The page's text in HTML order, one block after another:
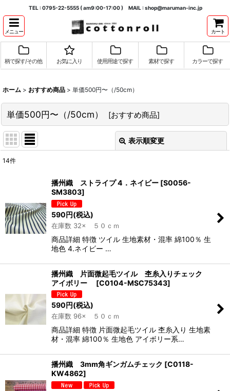
TEL : 0795-22-5555 ( am9:00-17:00 ) MAIL : shop@maruman-inc.jp
メニュー カート
柄で探す/その他 お気に入り 使用用途で探す 素材で探す カラーで探す
ホーム > おすすめ商品 > 単価500円〜（/50cm）
単価500円〜（/50cm） [おすすめ商品]
表示順変更
絞り込む
14件
播州織 ストライプ 4．ネイビー [S0056-
SM3803]
590円(税込)
在庫数 32× ５０ｃｍ
商品詳細 特徴 ツイル 生地素材・混率 綿100％ 生
地色 4.ネイビー …
播州織 片面微起毛ツイル 杢糸入りチェック
アイボリー
[C0104-MSC75343]
590円(税込)
在庫数 96× ５０ｃｍ
商品詳細 特徴 片面微起毛ツイル 杢糸入り 生地素
材・混率 綿100％ 生地色 アイボリー系…
播州織 3mm角ギンガムチェック [C0118-
KW4862]